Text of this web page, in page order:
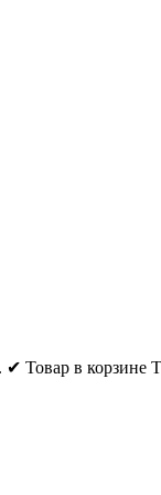
✔ Товар в корзине